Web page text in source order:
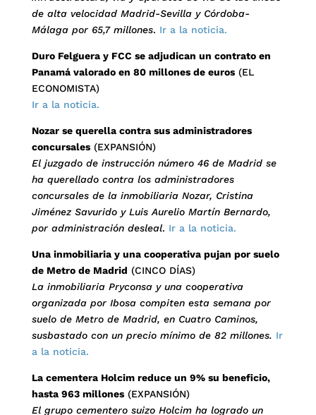
de alta velocidad Madrid-Sevilla y Córdoba-
Málaga por 65,7 millones. Ir a la noticia.
Duro Felguera y FCC se adjudican un contrato en
Panamá valorado en 80 millones de euros(EL
ECONOMISTA)
Ir a la noticia.
Nozar se querella contra sus administradores
concursales(EXPANSIÓN)
El juzgado de instrucción número 46 de Madrid se
ha querellado contra los administradores
concursales de la inmobiliaria Nozar, Cristina
Jiménez Savurido y Luis Aurelio Martín Bernardo,
por administración desleal. Ir a la noticia.
Una inmobiliaria y una cooperativa pujan por suelo
de Metro de Madrid (CINCO DÍAS)
La inmobiliaria Pryconsa y una cooperativa
organizada por Ibosa compiten esta semana por
suelo de Metro de Madrid, en Cuatro Caminos,
susbastado con un precio mínimo de 82 millones. Ir
a la noticia.
La cementera Holcim reduce un 9% su beneficio,
hasta 963 millones(EXPANSIÓN)
El grupo cementero suizo Holcim ha logrado un